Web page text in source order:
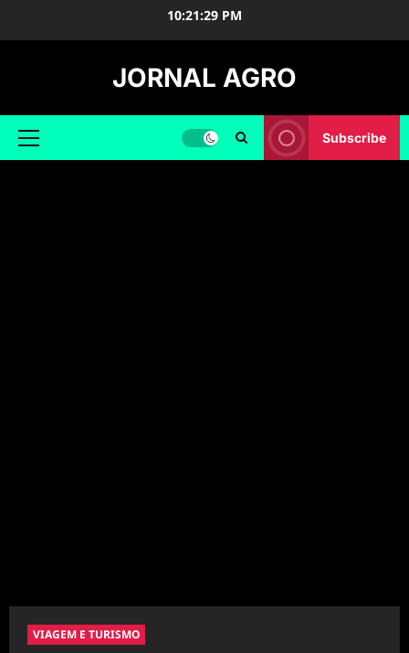
10:21:31 PM
JORNAL AGRO
Primary
Subscribe
VIAGEM E TURISMO